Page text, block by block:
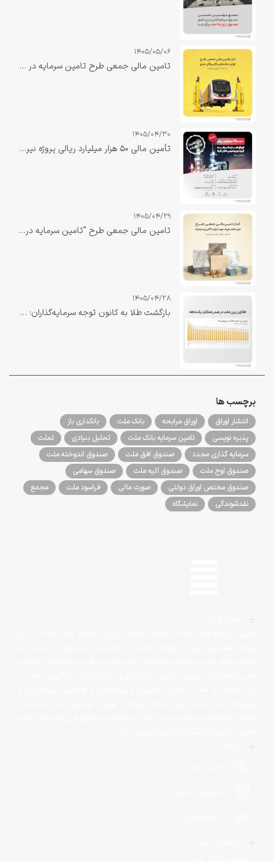
1405/05/06
تامین مالی جمعی طرح تامین سرمایه در گردش جهت تولید جک‌های بالابر واگن مترو
1405/04/30
تأمین مالی ۵۰ هزار میلیارد ریالی پروژه نیروگاه صبا دهلران با نقش‌آفرینی تأمین سرمایه بانک ملت تکمیل شد
1405/04/29
تامین مالی جمعی طرح "تامین سرمایه در گردش خرید لعاب اوپک جهت تولید کاشی و سرامیک"
1405/04/28
بازگشت طلا به کانون توجه سرمایه‌گذاران؛ «زرین ملت» در صدر بازدهی یک‌ماهه صندوق‌های طلا
برچسب ها
انتشار اوراق اوراق مرابحه بانک ملت
بانکداری باز
پذیره نویسی
تامین سرمایه بانک ملت تحلیل بنیادی
تملت
سرمایه گذاری مجدد
صندوق افق ملت
صندوق اندوخته ملت
صندوق اوج ملت
صندوق آتیه ملت
صندوق سهامی
صندوق مختص اوراق دولتی
صورت مالی فراسود ملت
مجمع
نقدشوندگی
نمایشگاه